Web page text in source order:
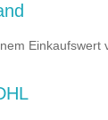
Einkaufswert